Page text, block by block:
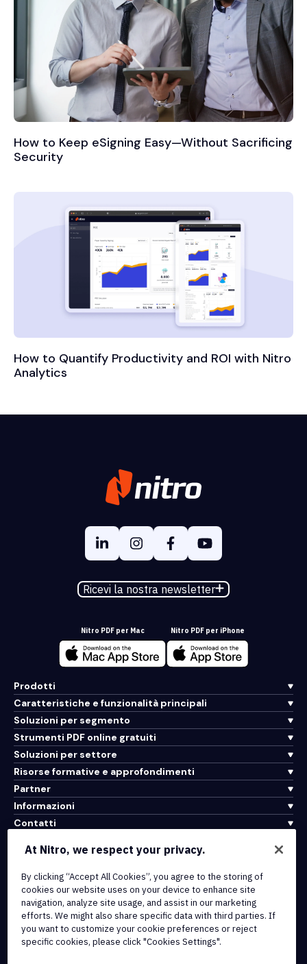
How to Keep eSigning Easy—Without Sacrificing
Security
How to Quantify Productivity and ROI with Nitro
Analytics
Ricevi la nostra newsletter
Nitro PDF per Mac Nitro PDF per iPhone
Prodotti
Caratteristiche e funzionalità principali
Soluzioni per segmento
Strumenti PDF online gratuiti
Soluzioni per settore
Risorse formative e approfondimenti
Partner
Informazioni
Contatti
Integrazioni e connettività API
Termini di servizio
Politica sui cookie
Politica sul copyright
Tutti i termini e le politiche
At Nitro, we respect your privacy.
By clicking “Accept All Cookies”, you agree to the storing of
cookies our website uses on your device to enhance site
navigation, analyze site usage, and assist in our marketing
efforts. We might also share specific data with third parties. If
you want to customize your cookie preferences or reject
specific cookies, please click "Cookies Settings".